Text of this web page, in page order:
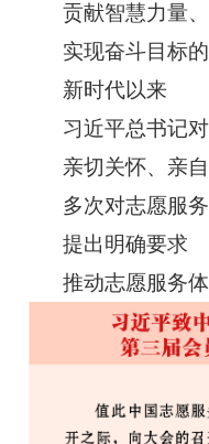
贡献智慧力量
实现奋斗目标
新时代以来
习近平总书记
亲切关怀、亲
多次对志愿服
提出明确要求
推动志愿服务